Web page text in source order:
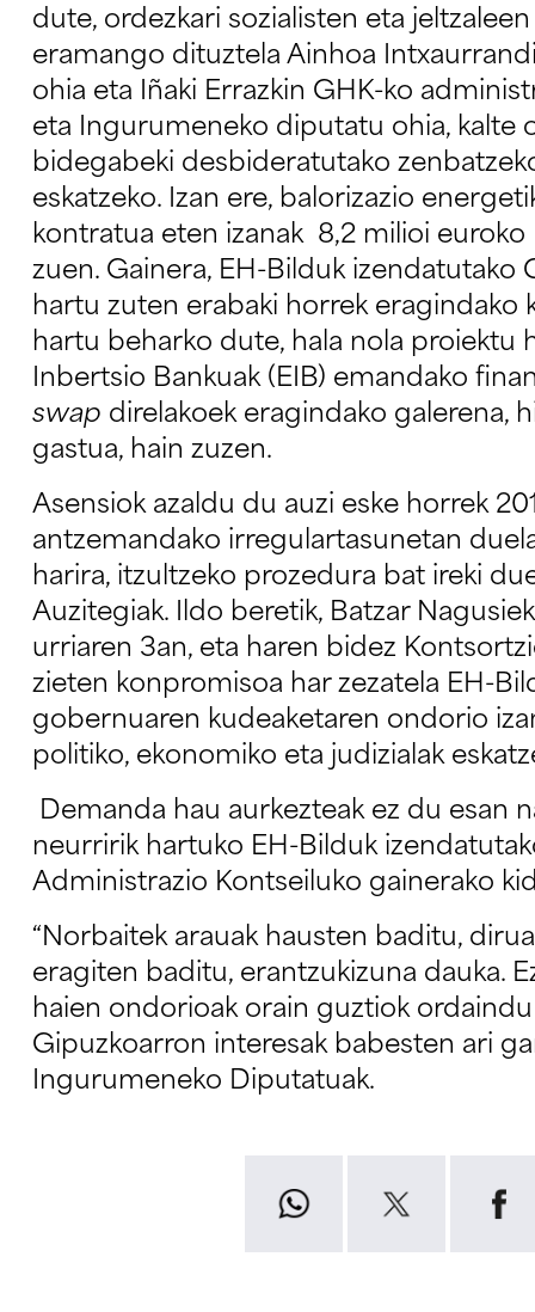
dute, ordezkari sozialisten eta
eramango dituztela Ainhoa
ohia eta Iñaki Errazkin GHK-ko
eta Ingurumeneko diputatu ohia, kalte
bidegabeki desbideratutako
eskatzeko. Izan ere, balorizazio
kontratua eten izanak 8,2 milioi
zuen. Gainera, EH-Bilduk izendatutako
hartu zuten erabaki horrek eragindako
hartu beharko dute, hala nola proiektu
Inbertsio Bankuak (EIB) emandako
swap direlakoek eragindako galerena,
gastua, hain zuzen.
Asensiok azaldu du auzi eske horrek
antzemandako irregulartasunetan
harira, itzultzeko prozedura bat ireki
Auzitegiak. Ildo beretik, Batzar
urriaren 3an, eta haren bidez
zieten konpromisoa har zezatela EH-
gobernuaren kudeaketaren ondorio
politiko, ekonomiko eta judizialak
Demanda hau aurkezteak ez du esan
neurririk hartuko EH-Bilduk
Administrazio Kontseiluko gainerako
“Norbaitek arauak hausten baditu,
eragiten baditu, erantzukizuna dauka.
haien ondorioak orain guztiok ordaindu
Gipuzkoarron interesak babesten ari
Ingurumeneko Diputatuak.